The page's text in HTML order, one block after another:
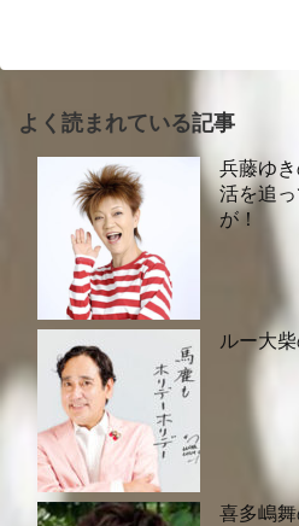
よく読まれている記事
兵藤ゆ
活を追
が！
ルー大
喜多嶋